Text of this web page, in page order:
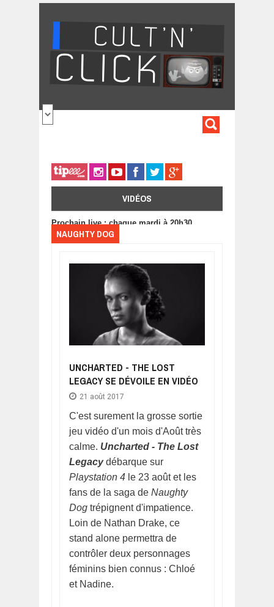
VIDÉOS
Prochain live : chaque mardi à 20h30
NAUGHTY DOG
UNCHARTED - THE LOST
LEGACY SE DÉVOILE EN VIDÉO
21 août 2017
C'est surement la grosse sortie
jeu vidéo d'un mois d'Août très
calme. Uncharted - The Lost
Legacydébarque sur
Playstation 4 le 23 août et les
fans de la saga de Naughty
Dog trépignent d'impatience.
Loin de Nathan Drake, ce
stand alone permettra de
contrôler deux personnages
féminins bien connus : Chloé
et Nadine.